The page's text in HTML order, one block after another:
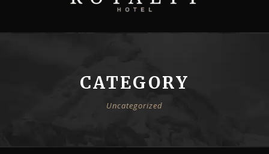
CATEGORY
Uncategorized